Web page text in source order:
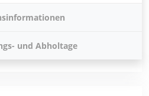
und Abholtage